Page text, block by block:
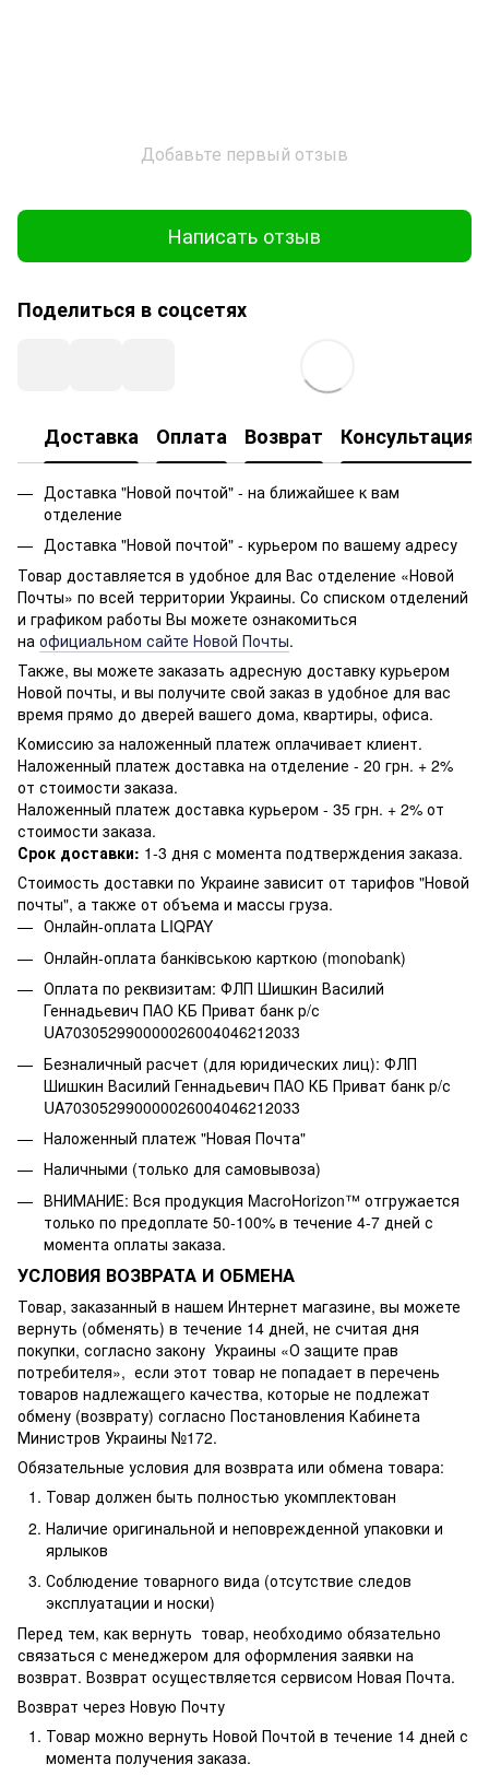
Добавьте первый отзыв
Написать отзыв
Поделиться в соцсетях
Доставка Оплата Возврат Консультация
Доставка "Новой почтой" - на ближайшее к вам
отделение
Доставка "Новой почтой" - курьером по вашему адресу
Товар доставляется в удобное для Вас отделение «Новой
Почты» по всей территории Украины. Со списком отделений
и графиком работы Вы можете ознакомиться
на официальном сайте Новой Почты.
Также, вы можете заказать адресную доставку курьером
Новой почты, и вы получите свой заказ в удобное для вас
время прямо до дверей вашего дома, квартиры, офиса.
Комиссию за наложенный платеж оплачивает клиент.
Наложенный платеж доставка на отделение - 20 грн. + 2%
от стоимости заказа.
Наложенный платеж доставка курьером - 35 грн. + 2% от
стоимости заказа.
Срок доставки: 1-3 дня с момента подтверждения заказа.
Стоимость доставки по Украине зависит от тарифов "Новой
почты", а также от объема и массы груза.
Онлайн-оплата LIQPAY
Онлайн-оплата банківською карткою (monobank)
Оплата по реквизитам: ФЛП Шишкин Василий
Геннадьевич ПАО КБ Приват банк р/с
UA703052990000026004046212033
Безналичный расчет (для юридических лиц): ФЛП
Шишкин Василий Геннадьевич ПАО КБ Приват банк р/с
UA703052990000026004046212033
Наложенный платеж "Новая Почта"
Наличными (только для самовывоза)
ВНИМАНИЕ: Вся продукция MacroHorizon™ отгружается
только по предоплате 50-100% в течение 4-7 дней с
момента оплаты заказа.
УСЛОВИЯ ВОЗВРАТА И ОБМЕНА
Товар, заказанный в нашем Интернет магазине, вы можете
вернуть (обменять) в течение 14 дней, не считая дня
покупки, согласно закону Украины «О защите прав
потребителя», если этот товар не попадает в перечень
товаров надлежащего качества, которые не подлежат
обмену (возврату) согласно Постановления Кабинета
Министров Украины №172.
Обязательные условия для возврата или обмена товара:
Товар должен быть полностью укомплектован
Наличие оригинальной и неповрежденной упаковки и
ярлыков
Соблюдение товарного вида (отсутствие следов
эксплуатации и носки)
Перед тем, как вернуть товар, необходимо обязательно
связаться с менеджером для оформления заявки на
возврат. Возврат осуществляется сервисом Новая Почта.
Возврат через Новую Почту
Товар можно вернуть Новой Почтой в течение 14 дней с
момента получения заказа.